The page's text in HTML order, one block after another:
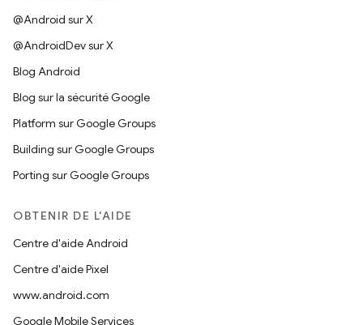
@Android sur X
@AndroidDev sur X
Blog Android
Blog sur la sécurité Google
Platform sur Google Groups
Building sur Google Groups
Porting sur Google Groups
OBTENIR DE L'AIDE
Centre d'aide Android
Centre d'aide Pixel
www.android.com
Google Mobile Services